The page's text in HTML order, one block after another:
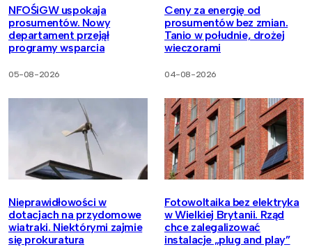
NFOŚiGW uspokaja
prosumentów. Nowy
departament przejął
programy wsparcia
05-08-2026
Ceny za energię od
prosumentów bez zmian.
Tanio w południe, drożej
wieczorami
04-08-2026
Nieprawidłowości w
dotacjach na przydomowe
wiatraki. Niektórymi zajmie
się prokuratura
Fotowoltaika bez elektryka
w Wielkiej Brytanii. Rząd
chce zalegalizować
instalacje „plug and play”